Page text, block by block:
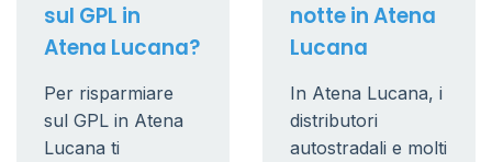
sul GPL in
Atena Lucana?
Per risparmiare
sul GPL in Atena
Lucana ti
notte in Atena
Lucana
In Atena Lucana, i
distributori
autostradali e molti